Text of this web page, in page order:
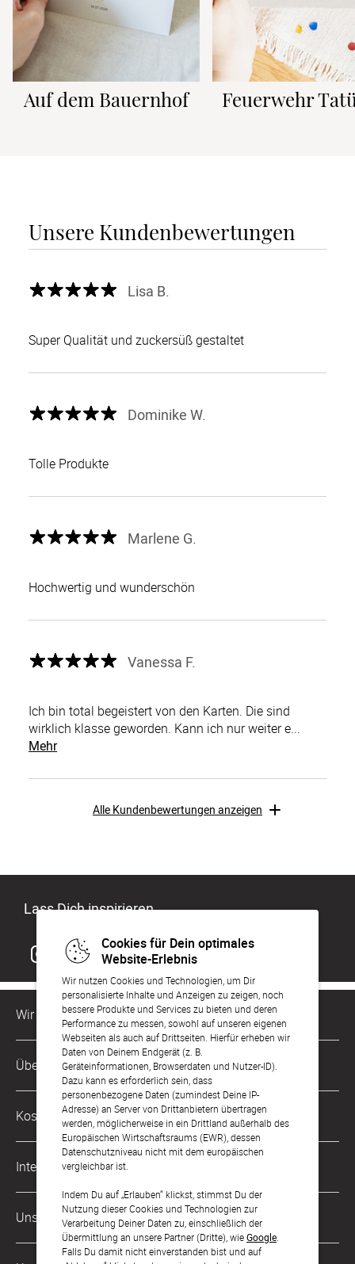
Cookies für Dein optimales
Website-Erlebnis
Wir nutzen Cookies und Technologien, um Dir
personalisierte Inhalte und Anzeigen zu zeigen, noch
bessere Produkte und Services zu bieten und deren
Performance zu messen, sowohl auf unseren eigenen
Webseiten als auch auf Drittseiten. Hierfür erheben wir
Daten von Deinem Endgerät (z. B.
Geräteinformationen, Browserdaten und Nutzer-ID).
Dazu kann es erforderlich sein, dass
personenbezogene Daten (zumindest Deine IP-
Adresse) an Server von Drittanbietern übertragen
werden, möglicherweise in ein Drittland außerhalb des
Europäischen Wirtschaftsraums (EWR), dessen
Datenschutzniveau nicht mit dem europäischen
vergleichbar ist.
Indem Du auf „Erlauben“ klickst, stimmst Du der
Nutzung dieser Cookies und Technologien zur
Verarbeitung Deiner Daten zu, einschließlich der
Übermittlung an unsere Partner (Dritte), wieGoogle
Falls Du damit nicht einverstanden bist und auf
Auf dem Bauernhof Feuerwehr
Unsere Kundenbewertungen
Lisa B.
Super Qualität und zuckersüß gestaltet
Dominike W.
Tolle Produkte
Marlene G.
Hochwertig und wunderschön
Vanessa F.
Ich bin total begeistert von den Karten. Die sind
wirklich klasse geworden. Kann ich nur weiter e...
Mehr
Alle Kundenbewertungen anzeigen
Lass Dich inspirieren
Wir sind für Dich da
Kundenservice-Hotline
0049 221 956 725 10
Mo. - Fr. von 9 bis 17 Uhr
kontakt@sendmoments.ch
Über Uns
Philosophie
Karriere
Impressum
AGB & Widerrufsrecht
Zahlung & Versand
Datenschutz
Kostenlose Services
Musterkarten
Digitale Gästelisten
FAQ & Hilfe
International
Deutschland
Österreich
Unsere Zahlungsarten